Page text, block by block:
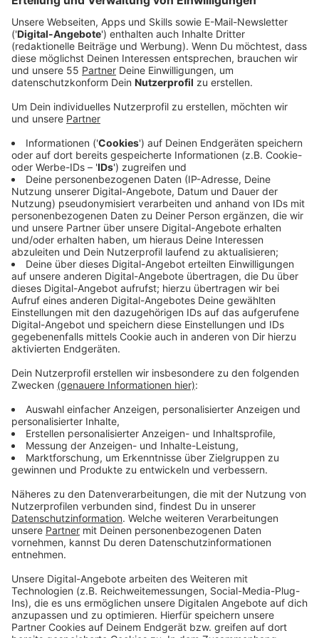
Montagabend, gegen 21:30 Uhr, war eine 41-jährige
Heiligenhauserin zu Fuß auf der Velberter Straße
unterwegs, als sie in Höhe des Supermarkts - am
angegriffen wurde, berichtet die Polizei. Der Mann
Die Heiligenhauserin lief zu einer Familienangehörigen,
die alarmierte die Polizei. Die 41-Jährige wurde mir
dem Rettungswagen in ein Krankenhaus gebracht. Die
Polizei leitete sofort eine Fahndung ein. Auch ein
Spürhund war im Einsatz. Erfolglos.
Der Mann wird wie folgt beschrieben:
- männlich
- etwa 45 bis 50 Jahre alt
- dunkle Haare
- Vollbart
- trug dunkle Kleidung
- hatte laut Opfer ein "südländisches
Erscheinungsbild"
Die Polizei fragt: Wer hat am Montagabend in der
Beschreibung zutrifft? Wer kann weitere Angaben
machen oder kennt vielleicht sogar den Täter?
Sachdienliche Hinweise nimmt die Polizei in
Heiligenhaus jederzeit unter der Rufnummer 02056